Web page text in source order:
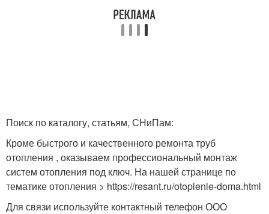
Поиск по каталогу, статьям, СНиПам:
Кроме быстрого и качественного ремонта труб
отопления , оказываем профессиональный монтаж
систем отопления под ключ. На нашей странице по
тематике отопления > https://resant.ru/otoplenie-doma.html
Для связи используйте контактный телефон ООО